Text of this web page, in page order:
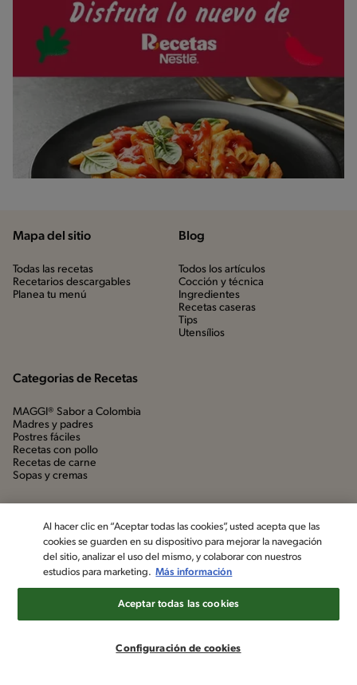
Mapa del sitio
Todas las recetas
Recetarios descargables
Planea tu menú
Blog
Todos los artículos
Cocción y técnica
Ingredientes
Recetas caseras
Tips
Utensílios
Categorias de Recetas
MAGGI® Sabor a Colombia
Madres y padres
Postres fáciles
Recetas con pollo
Recetas de carne
Sopas y cremas
©2022, Nestlé. Marcas registradas por Société dels Produits Nestlé,
Al hacer clic en “Aceptar todas las cookies”, usted acepta que las
cookies se guarden en su dispositivo para mejorar la navegación
del sitio, analizar el uso del mismo, y colaborar con nuestros
estudios para marketing. Más información
Configuración de cookies
Aceptar todas las cookies